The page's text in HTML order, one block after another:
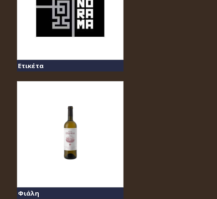
Ετικέτα
Φιάλη